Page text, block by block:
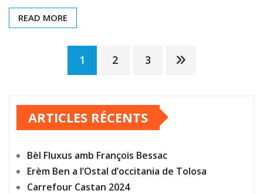
READ MORE
Navigation
des
articles
1 2 3
ARTICLES RÉCENTS
Bèl Fluxus amb François Bessac
Erèm Ben a l’Ostal d’occitania de Tolosa
Carrefour Castan 2024